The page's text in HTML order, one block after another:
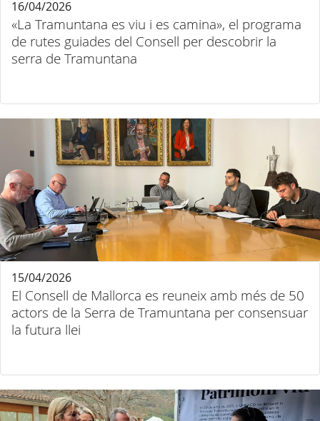
«La Tramuntana es viu i es camina», el programa
de rutes guiades del Consell per descobrir la
serra de Tramuntana
16/04/2026
El Consell de Mallorca es reuneix amb més de 50
actors de la Serra de Tramuntana per consensuar
la futura llei
15/04/2026